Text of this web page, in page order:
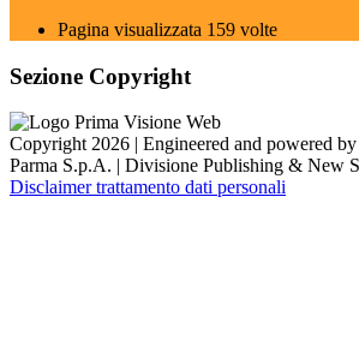
Pagina visualizzata 159 volte
Sezione Copyright
Copyright 2026 | Engineered and powered
Parma S.p.A. | Divisione Publishing & New
Disclaimer trattamento dati personali